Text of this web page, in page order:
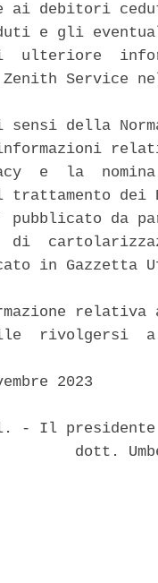
ai debitori
e gli
ulteriore
Zenith
sensi della
e  la
trattamento
pubblicato da
di
in
relativa
rivolgersi  a
2023
- Il
dott.